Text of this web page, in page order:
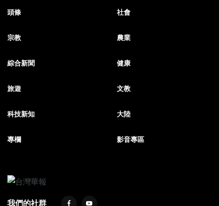
頭條 社會
宗教 農業
綜合新聞 健康
旅遊 文教
科技新知 大陸
專欄 影音專區
我們的社群